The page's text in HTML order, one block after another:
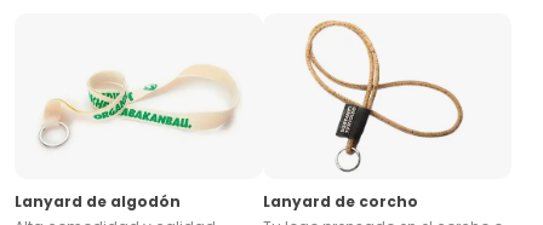
Lanyard de algodón
Lanyard de corcho